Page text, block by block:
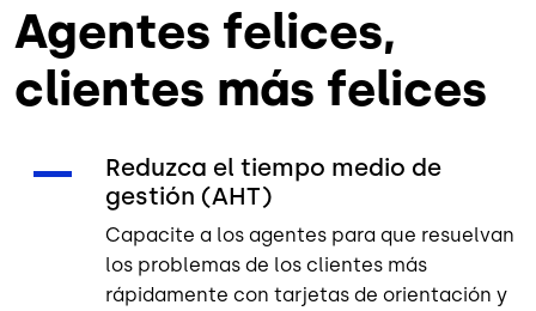
Agentes felices,
clientes más felices
Reduzca el tiempo medio de
gestión (AHT)
Capacite a los agentes para que resuelvan
los problemas de los clientes más
rápidamente con tarjetas de orientación y